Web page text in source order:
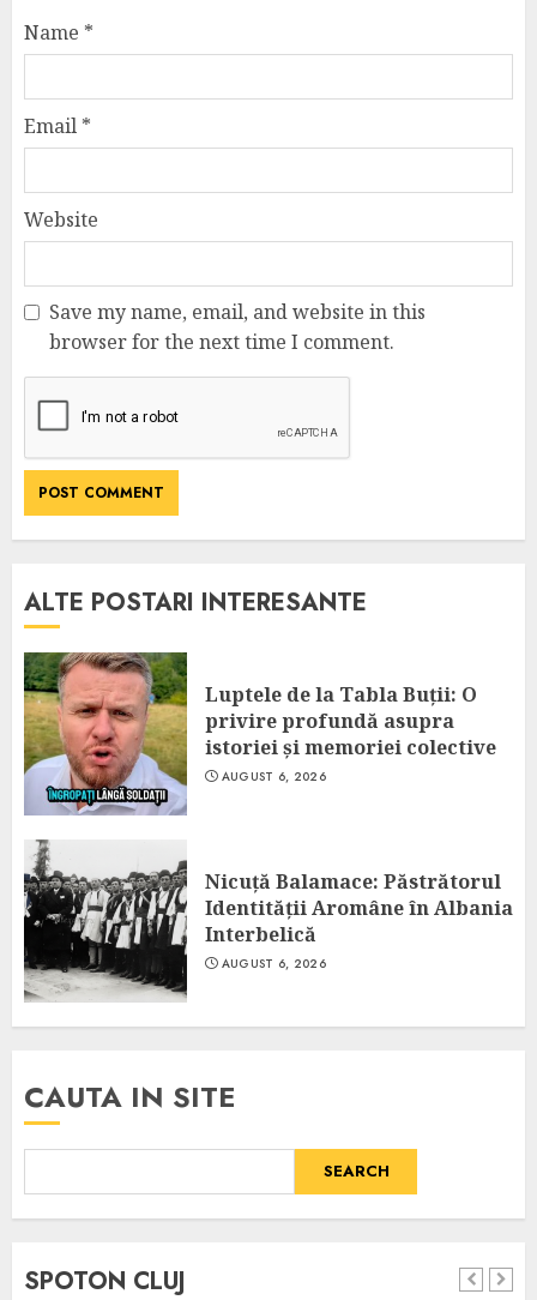
Name *
Email *
Website
Save my name, email, and website in this
browser for the next time I comment.
ALTE POSTARI INTERESANTE
Luptele de la Tabla Buții: O
privire profundă asupra
istoriei și memoriei colective
AUGUST 6, 2026
Nicuță Balamace: Păstrătorul
Identității Aromâne în Albania
Interbelică
AUGUST 6, 2026
CAUTA IN SITE
SEARCH
SPOTON CLUJ